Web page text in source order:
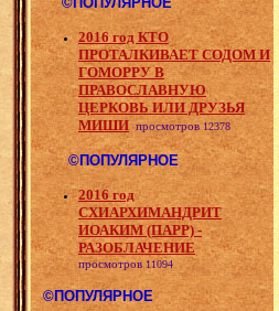
2016 год КТО
ПРОТАЛКИВАЕТ СОДОМ И
ГОМОРРУ В
ПРАВОСЛАВНУЮ
ЦЕРКОВЬ ИЛИ ДРУЗЬЯ
МИШИ просмотров 12378
©ПОПУЛЯРНОЕ
2016 год
СХИАРХИМАНДРИТ
ИОАКИМ (ПАРР) -
РАЗОБЛАЧЕНИЕ
просмотров 11094
©ПОПУЛЯРНОЕ